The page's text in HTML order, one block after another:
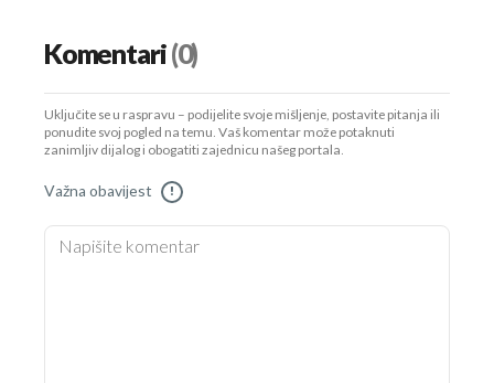
Komentari(0)
Uključite se u raspravu – podijelite svoje mišljenje, postavite pitanja ili
ponudite svoj pogled na temu. Vaš komentar može potaknuti
zanimljiv dijalog i obogatiti zajednicu našeg portala.
Važna obavijest !